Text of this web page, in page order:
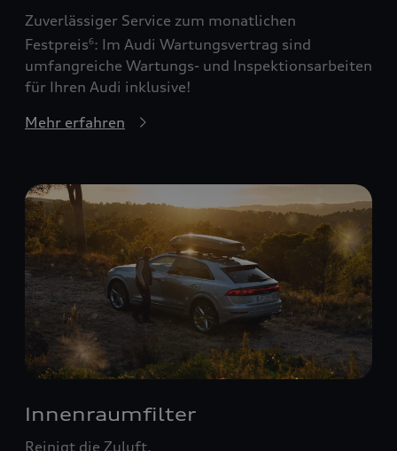
Zuverlässiger Service zum monatlichen
Festpreis6: Im Audi Wartungsvertrag sind
umfangreiche Wartungs- und Inspektionsarbeiten
für Ihren Audi inklusive!
Mehr erfahren
Innenraumfilter
Reinigt die Zuluft.